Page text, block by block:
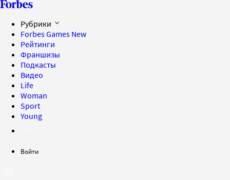
Рубрики
Forbes Games New
Рейтинги
Франшизы
Подкасты
Видео
Life
Woman
Sport
Young
Войти